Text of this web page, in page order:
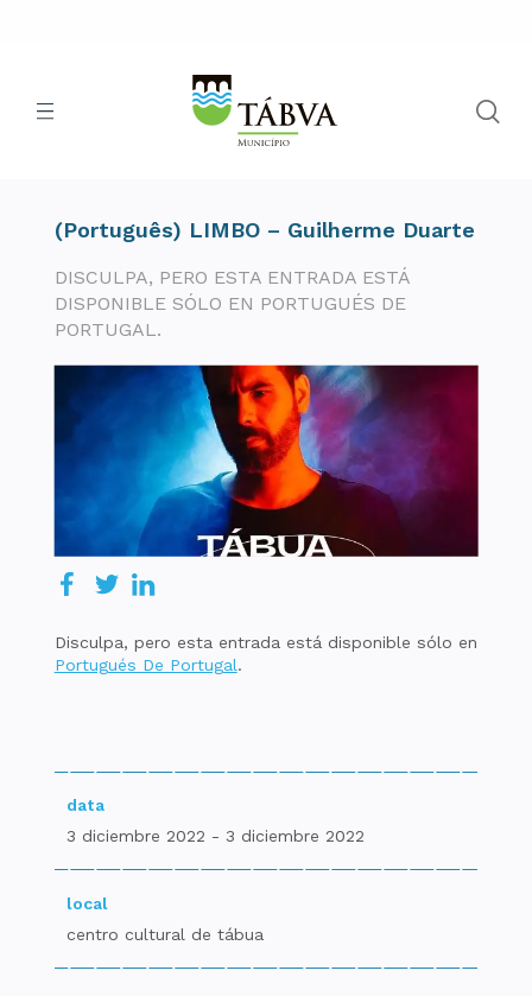
(Português) LIMBO – Guilherme Duarte
DISCULPA, PERO ESTA ENTRADA ESTÁ
DISPONIBLE SÓLO EN PORTUGUÉS DE
PORTUGAL.
Disculpa, pero esta entrada está disponible sólo en
Portugués De Portugal.
data
3 diciembre 2022 - 3 diciembre 2022
local
centro cultural de tábua